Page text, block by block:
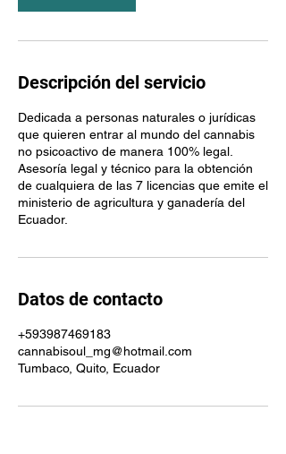
Descripción del servicio
Dedicada a personas naturales o jurídicas
que quieren entrar al mundo del cannabis
no psicoactivo de manera 100% legal.
Asesoría legal y técnico para la obtención
de cualquiera de las 7 licencias que emite el
ministerio de agricultura y ganadería del
Ecuador.
Datos de contacto
+593987469183
cannabisoul_mg@hotmail.com
Tumbaco, Quito, Ecuador